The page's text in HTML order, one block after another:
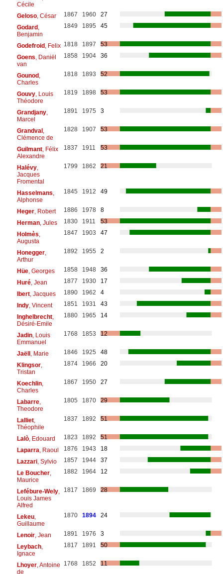
Cécile
Geloso, César 1867 1960
27
Godard,
Benjamin
1849 1895 45
Godefroid, Felix 1818 1897
53
Goens , Daniël
van
1858 1904 36
Gounod,
Charles
1818 1893 52
Gouvy, Louis
Théodore
1819 1898 53
Grandjany,
Marcel
1891 1975 3
Grandval,
Clémence de
1828 1907 53
Guilmant, Félix
Alexandre
1837 1911 53
Halévy,
Jacques
Fromental
1799 1862 21
Hasselmans
Alphonse
1845 1912 49
Heger, Robert 1886 1978
8
Herman, Jules 1830 1911
53
Holmès
Augusta
1847 1903 47
Honegger,
Arthur
1892 1955 2
Hüe, Georges 1858 1948
36
Huré, Jean 1877 1930
17
Ibert, Jacques 1890 1962
4
Indy, Vincent 1851 1931
43
Inghelbrecht,
Désiré-Emile
1880 1965 14
Jadin, Louis
Emmanuel
1768 1853 12
Jaëll, Marie 1846 1925
48
Klingsor,
Tristan
1874 1966 20
Koechlin,
Charles
1867 1950 27
Labarre,
Theodore
1805 1870 29
Lalliet,
Théophile
1837 1892 51
Lalò, Edouard 1823 1892
51
Laparra , Raoul 1876 1943
18
Lazzari, Sylvio 1857 1944
37
Le Boucher,
Maurice
1882 1964 12
Lefébure-Wely,
Louis James
Alfred
1817 1869 28
Lekeu,
Guillaume
1870 1894 24
Lenoir, Jean 1891 1976
3
Leybach,
Ignace
1817 1891 50
Lhoyer, Antoine
de
1768 1852 11